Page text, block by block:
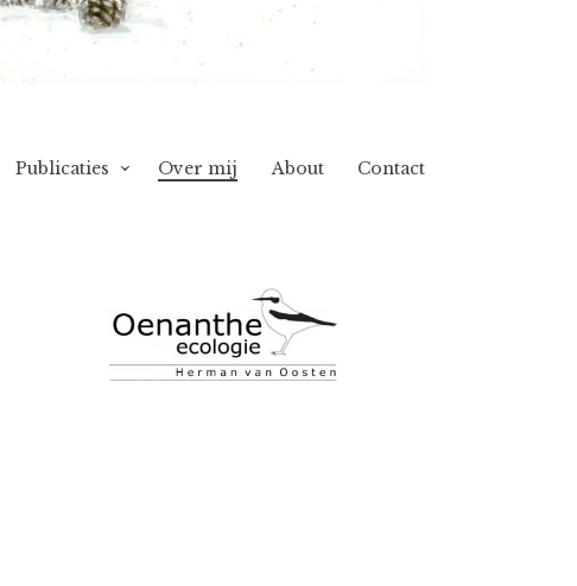
Publicaties Over mij About Contact